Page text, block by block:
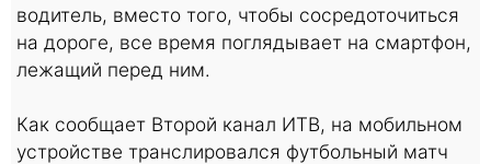
водитель, вместо того, чтобы сосредоточиться
на дороге, все время поглядывает на смартфон,
лежащий перед ним.
Как сообщает Второй канал ИТВ, на мобильном
устройстве транслировался футбольный матч